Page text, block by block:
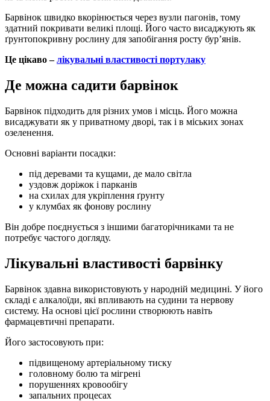
Барвінок швидко вкорінюється через вузли пагонів, тому
здатний покривати великі площі. Його часто висаджують як
ґрунтопокривну рослину для запобігання росту бур’янів.
Це цікаво –лікувальні властивості портулаку
Де можна садити барвінок
Барвінок підходить для різних умов і місць. Його можна
висаджувати як у приватному дворі, так і в міських зонах
озеленення.
Основні варіанти посадки:
під деревами та кущами, де мало світла
уздовж доріжок і парканів
на схилах для укріплення ґрунту
у клумбах як фонову рослину
Він добре поєднується з іншими багаторічниками та не
потребує частого догляду.
Лікувальні властивості барвінку
Барвінок здавна використовують у народній медицині. У його
складі є алкалоїди, які впливають на судини та нервову
систему. На основі цієї рослини створюють навіть
фармацевтичні препарати.
Його застосовують при:
підвищеному артеріальному тиску
головному болю та мігрені
порушеннях кровообігу
запальних процесах